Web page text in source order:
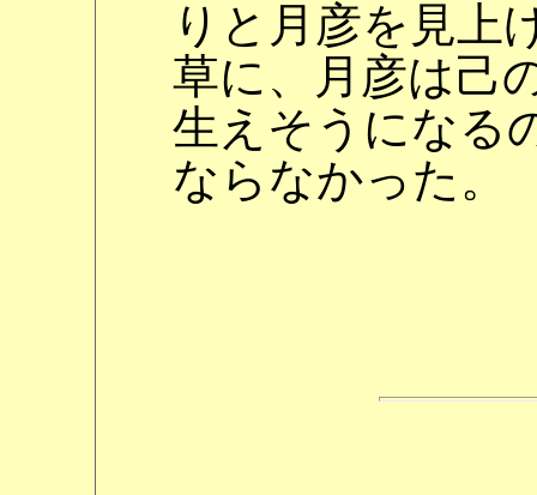
りと月彦を見上
草に、月彦は己
生えそうになる
ならなかった。